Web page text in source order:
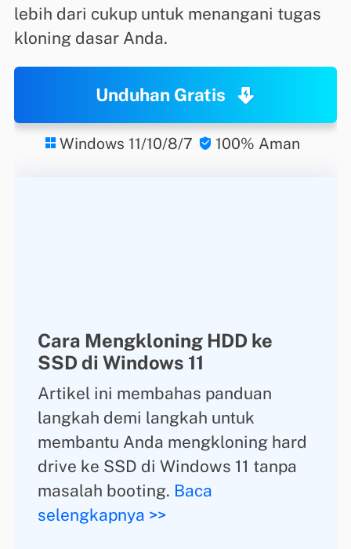
lebih dari cukup untuk menangani tugas
kloning dasar Anda.
Unduhan Gratis
 Windows 11/10/8/7  100% Aman
Cara Mengkloning HDD ke
SSD di Windows 11
Artikel ini membahas panduan
langkah demi langkah untuk
membantu Anda mengkloning hard
drive ke SSD di Windows 11 tanpa
masalah booting. Baca
selengkapnya >>